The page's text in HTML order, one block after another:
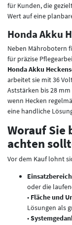
für Kunden, die
Wert auf eine
Honda Akku
Neben Mährobotern
für präzise
Honda Akku
arbeitet sie mit 36
Aststärken bis 28
wenn Hecken
eine handliche
Worauf Sie
achten
Vor dem Kauf lohnt
oder die
• Fläche und
Lösungen als
•